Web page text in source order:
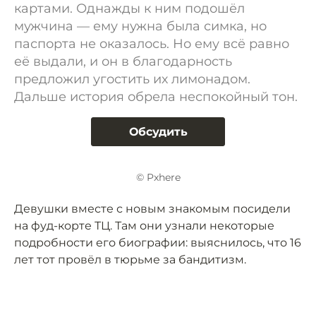
картами. Однажды к ним подошёл
мужчина — ему нужна была симка, но
паспорта не оказалось. Но ему всё равно
её выдали, и он в благодарность
предложил угостить их лимонадом.
Дальше история обрела неспокойный тон.
Обсудить
© Pxhere
Девушки вместе с новым знакомым посидели
на фуд-корте ТЦ. Там они узнали некоторые
подробности его биографии: выяснилось, что 16
лет тот провёл в тюрьме за бандитизм.